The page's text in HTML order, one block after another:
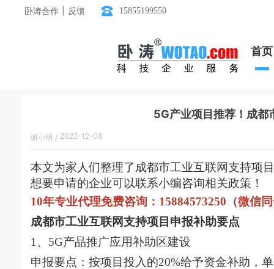
卧涛合作 | 反馈 15855199550
首页
5G产业项目推荐！成都
谢小明 / 2022-12-08
本文为家人们整理了成都市工业互联网支持项
想要申请的企业可以联系小编咨询相关政策！
10年专业代理免费咨询：15884573250（微信
成都市工业互联网支持项目申报补助要点
1、5G产品推广应用补助区建设
申报要点：按项目投入的20%给予资金补助，